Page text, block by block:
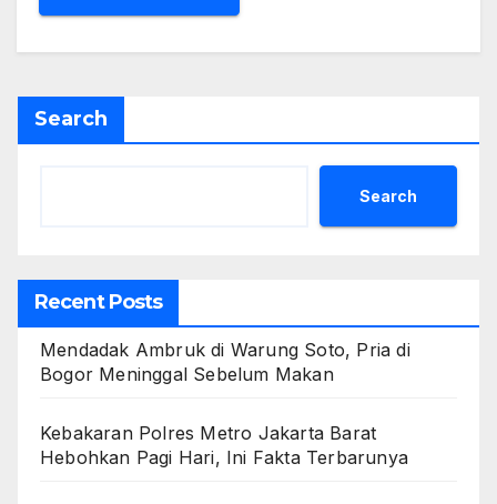
Search
Search
Recent Posts
Mendadak Ambruk di Warung Soto, Pria di
Bogor Meninggal Sebelum Makan
Kebakaran Polres Metro Jakarta Barat
Hebohkan Pagi Hari, Ini Fakta Terbarunya